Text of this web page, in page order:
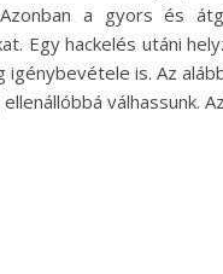
a gyors és
Egy hackelés utáni
is. Az
válhassunk.